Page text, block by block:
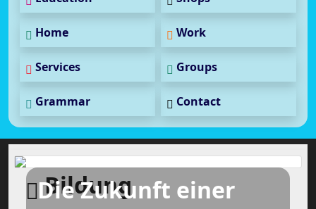
Home Work
Services Groups
Grammar Contact
Die Zukunft einer
Bildung